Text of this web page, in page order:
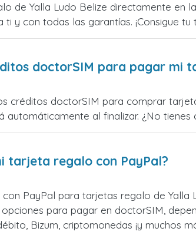
de Yalla Ludo Belize directamente en
ti y con todas las garantías. ¡Consigue
doctorSIM para pagar mi
créditos doctorSIM para comprar
automáticamente al finalizar. ¿No
tarjeta regalo con PayPal?
PayPal para tarjetas regalo de
para pagar en doctorSIM,
Bizum, criptomonedas ¡y muchos